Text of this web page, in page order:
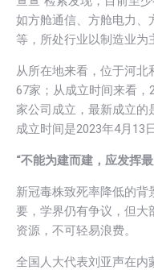
如方舱通信、方舱电力、
等，所处行业以制造业为
从所在地来看，位于河北
67家；从成立时间来看，
家公司成立，最新成立的
成立时间是2023年4月13
“不能为建而建，应发挥
新冠毒株致死率降低的
要，学界仍有争议，但大
资源，不可轻易浪费。
全国人大代表刘亚声在内